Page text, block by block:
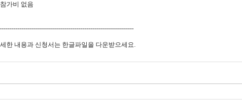
가비 없음
한 내용과 신청서는 한글파일을 다운받으세요.